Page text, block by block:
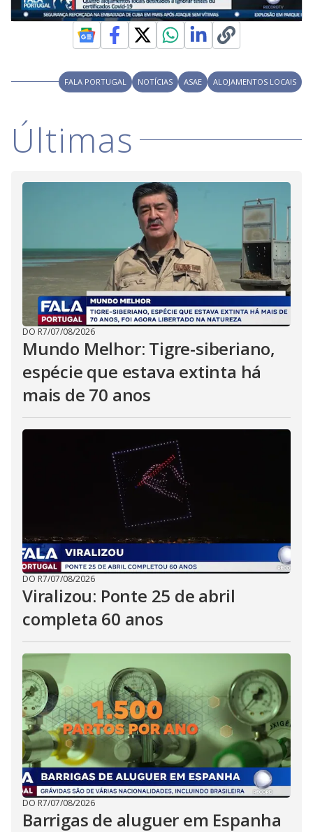
FALA PORTUGAL NOTÍCIAS ASAE ALOJAMENTOS LOCAIS
Últimas
DO R7/07/08/2026
Mundo Melhor: Tigre-siberiano,
espécie que estava extinta há
mais de 70 anos
DO R7/07/08/2026
Viralizou: Ponte 25 de abril
completa 60 anos
DO R7/07/08/2026
Barrigas de aluguer em Espanha